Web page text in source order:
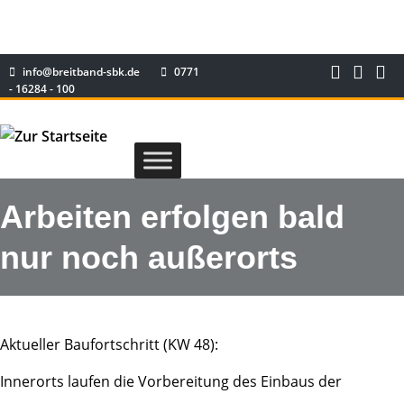
info@breitband-sbk.de
0771
- 16284 - 100
Arbeiten erfolgen bald
nur noch außerorts
Aktueller Baufortschritt (KW 48):
Innerorts laufen die Vorbereitung des Einbaus der